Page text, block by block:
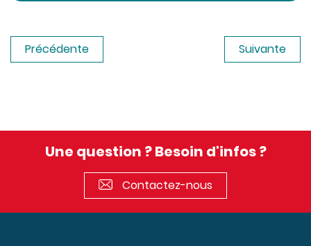
Précédente Suivante
Une question ? Besoin d'infos ?
Contactez-nous